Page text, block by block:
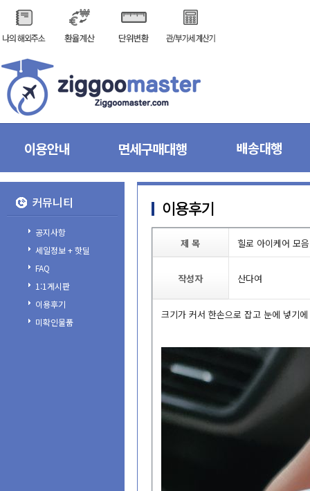
커뮤니티
공지사항
세일정보+핫딜
FAQ
1:1게시판
이용후기
미확인물품
이용후기
제목 힐로아이케어모
작성자 산다여
크기가커서한손으로잡고눈에넣기